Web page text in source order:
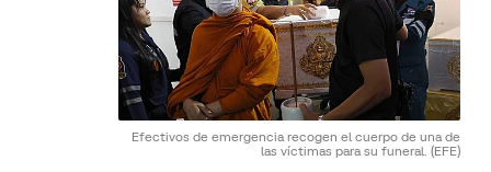
Efectivos de emergencia recogen el cuerpo de una de
las víctimas para su funeral. (EFE)